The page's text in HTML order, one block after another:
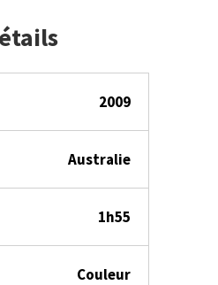
2009
Australie
1h55
Couleur